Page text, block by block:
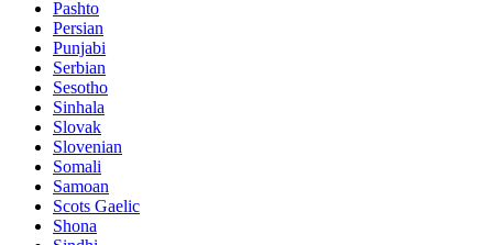
Pashto
Persian
Punjabi
Serbian
Sesotho
Sinhala
Slovak
Slovenian
Somali
Samoan
Scots Gaelic
Shona